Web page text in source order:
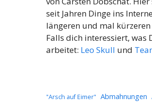
seit Jahren Dinge ins
längeren und mal kürzeren
Falls dich interessiert, was
arbeitet: Leo Skull und
"Arsch auf Eimer" Abmahnungen